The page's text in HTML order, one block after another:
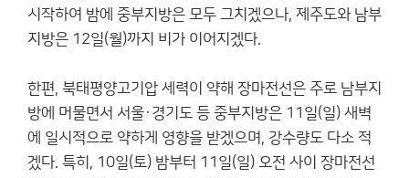
시작하여 밤에 중부지방은 모두 그치겠으나, 제주도와 남부
지방은 12일(월)까지 비가 이어지겠다.
한편, 북태평양고기압 세력이 약해 장마전선은 주로 남부지
방에 머물면서 서울·경기도 등 중부지방은 11일(일) 새벽
에 일시적으로 약하게 영향을 받겠으며, 강수량도 다소 적
겠다. 특히, 10일(토) 밤부터 11일(일) 오전 사이 장마전선